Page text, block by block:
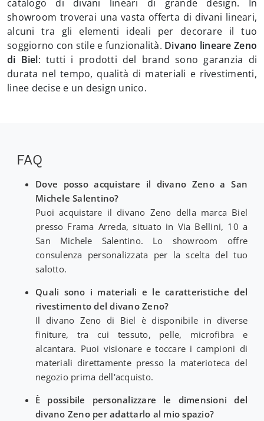
catalogo di divani lineari di grande design. In
showroom troverai una vasta offerta di divani lineari,
alcuni tra gli elementi ideali per decorare il tuo
soggiorno con stile e funzionalità. Divano lineare Zeno
di Biel: tutti i prodotti del brand sono garanzia di
durata nel tempo, qualità di materiali e rivestimenti,
linee decise e un design unico.
FAQ
Dove posso acquistare il divano Zeno a San
Michele Salentino?
Puoi acquistare il divano Zeno della marca Biel
presso Frama Arreda, situato in Via Bellini, 10 a
San Michele Salentino. Lo showroom offre
consulenza personalizzata per la scelta del tuo
salotto.
Quali sono i materiali e le caratteristiche del
rivestimento del divano Zeno?
Il divano Zeno di Biel è disponibile in diverse
finiture, tra cui tessuto, pelle, microfibra e
alcantara. Puoi visionare e toccare i campioni di
materiali direttamente presso la materioteca del
negozio prima dell'acquisto.
È possibile personalizzare le dimensioni del
divano Zeno per adattarlo al mio spazio?